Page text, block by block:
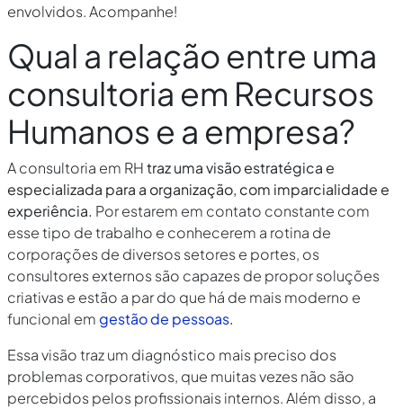
envolvidos. Acompanhe!
Qual a relação entre uma
consultoria em Recursos
Humanos e a empresa?
A consultoria em RHtraz uma visão estratégica e
especializada para a organização, com imparcialidade e
experiência. Por estarem em contato constante com
esse tipo de trabalho e conhecerem a rotina de
corporações de diversos setores e portes, os
consultores externos são capazes de propor soluções
criativas e estão a par do que há de mais moderno e
funcional emgestão de pessoas.
Essa visão traz um diagnóstico mais preciso dos
problemas corporativos, que muitas vezes não são
percebidos pelos profissionais internos. Além disso, a